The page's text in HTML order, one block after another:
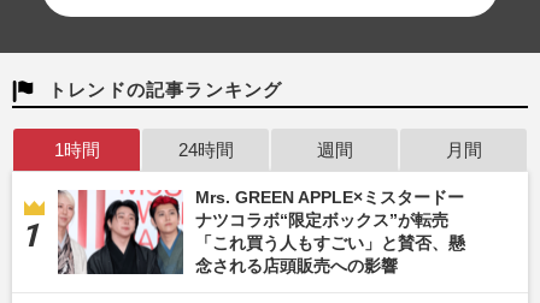
トレンドの記事ランキング
1時間 24時間 週間 月間
Mrs. GREEN APPLE×ミスタードー
ナツコラボ“限定ボックス”が転売
「これ買う人もすごい」と賛否、懸
念される店頭販売への影響